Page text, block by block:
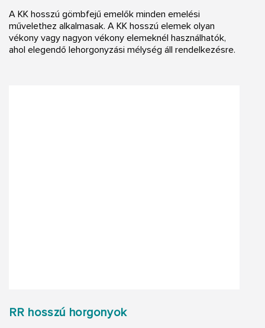
A KK hosszú gömbfejű emelők minden emelési
művelethez alkalmasak. A KK hosszú elemek olyan
vékony vagy nagyon vékony elemeknél használhatók,
ahol elegendő lehorgonyzási mélység áll rendelkezésre.
RR hosszú horgonyok